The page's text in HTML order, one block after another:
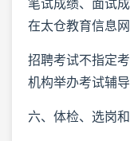
在太仓教育信息网
招聘考试不指定
机构举办考试辅导
六、体检、选岗